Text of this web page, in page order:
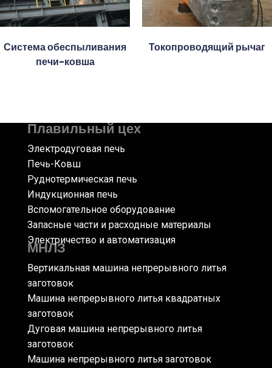
Система обеспыливания
печи-ковша
Токопроводящий рычаг
Плавильный цех
Электродуговая печь
Печь-Ковш
Руднотермическая печь
Индукционная печь
Вспомогательное оборудование
Запасные части и расходные материалы
Электричество и автоматизация
МНЛЗ
Вертикальная машина непрерывного литья
заготовок
Машина непрерывного литья квадратных
заготовок
Дуговая машина непрерывного литья
заготовок
Машина непрерывного литья заготовок